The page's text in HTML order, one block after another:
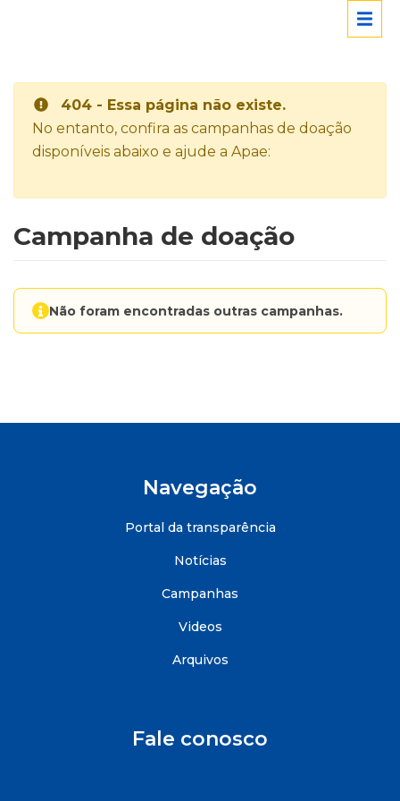
404 - Essa página não existe.
No entanto, confira as campanhas de doação
disponíveis abaixo e ajude a Apae:
Campanha de doação
Não foram encontradas outras campanhas.
Navegação
Portal da transparência
Notícias
Campanhas
Videos
Arquivos
Fale conosco